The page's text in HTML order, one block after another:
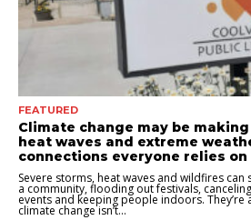
FEATURED
Climate change may be
heat waves and extreme
connections everyone relies on
Severe storms, heat waves and wildfires
a community, flooding out festivals,
events and keeping people indoors. They’re
climate change isn’t...